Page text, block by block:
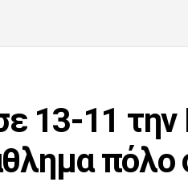
13-11 την
πόλο